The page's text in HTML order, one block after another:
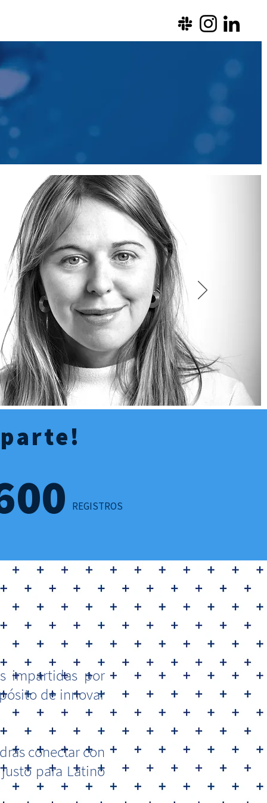
REGISTROS
impartidas por
de innovar
conectar con
para Latino